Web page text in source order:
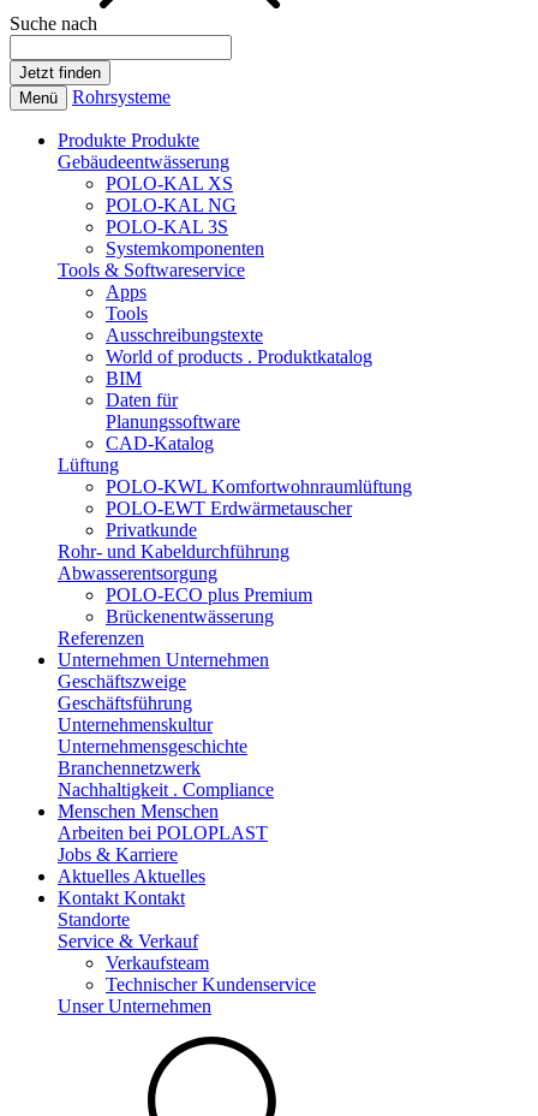
Suche nach
Menü Rohrsysteme
Produkte Produkte
Gebäudeentwässerung
POLO-KAL XS
POLO-KAL NG
POLO-KAL 3S
Systemkomponenten
Tools & Softwareservice
Apps
Tools
Ausschreibungstexte
World of products . Produktkatalog
BIM
Daten für
Planungssoftware
CAD-Katalog
Lüftung
POLO-KWL Komfortwohnraumlüftung
POLO-EWT Erdwärmetauscher
Privatkunde
Rohr- und Kabeldurchführung
Abwasserentsorgung
POLO-ECO plus Premium
Brückenentwässerung
Referenzen
Unternehmen Unternehmen
Geschäftszweige
Geschäftsführung
Unternehmenskultur
Unternehmensgeschichte
Branchennetzwerk
Nachhaltigkeit . Compliance
Menschen Menschen
Arbeiten bei POLOPLAST
Jobs & Karriere
Aktuelles Aktuelles
Kontakt Kontakt
Standorte
Service & Verkauf
Verkaufsteam
Technischer Kundenservice
Unser Unternehmen